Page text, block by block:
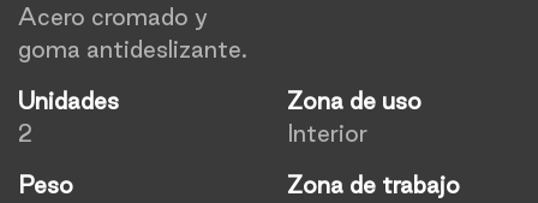
Acero cromado y
goma antideslizante.
Unidades
2
Zona de uso
Interior
Peso
Zona de trabajo